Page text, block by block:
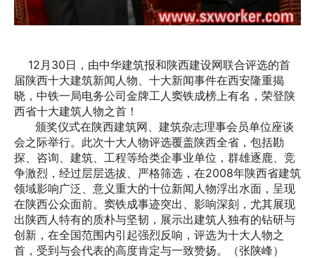
12月30日，由中华建筑报和陕西建设网联合评选的首
届陕西十大建筑新闻人物、十大新闻事件在西安隆重揭
晓，中铁一局电务公司金牌工人窦铁成榜上有名，荣登陕
西省十大建筑人物之首！
颁奖仪式在陕西建筑网、建筑杂志理事会员单位座谈
会之际举行。此次十大人物评选覆盖陕西全省，包括勘
探、咨询、建筑、工程等给类企事业单位，群雄逐鹿、竞
争激烈，经过层层选拔、严格筛选，在2008年陕西省建筑
领域影响广泛、意义重大的十位新闻人物浮出水面，呈现
在陕西公众面前。窦铁成事迹突出、影响深刻，尤其展现
出陕西人特有的质朴与坚韧，展示出建筑人独有的钻研与
创新，在全国范围内引起强烈反响，评选为十大人物之
首，受到与会代表的高度肯定与一致赞扬。（张陕峰）